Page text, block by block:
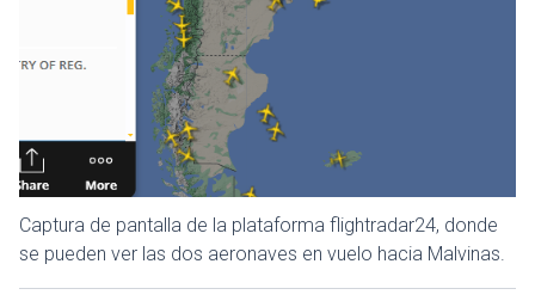
Captura de pantalla de la plataforma flightradar24, donde
se pueden ver las dos aeronaves en vuelo hacia Malvinas.